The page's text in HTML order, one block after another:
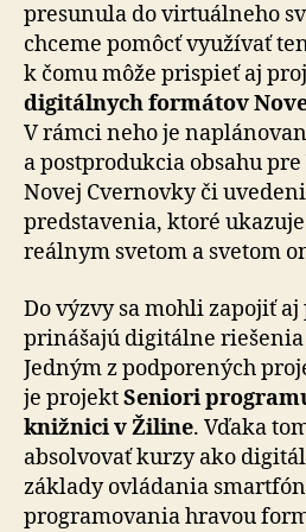
presunula do virtuálneho
chceme pomôcť využívať
k čomu môže prispieť aj
digitálnych formátov
V rámci neho je
a postprodukcia obsahu
Novej Cvernovky či
predstavenia, ktoré
reálnym svetom a svetom
Do výzvy sa mohli zapojiť
prinášajú digitálne
Jedným z podporených
je projektSeniori
knižnici v Žiline. Vďaka
absolvovať kurzy ako
základy ovládania
programovania hravou